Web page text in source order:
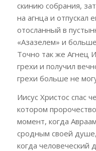
скинию собрания,
на агнца и отпускал
отосланный в
«Азазелем» и
Точно так же Агнец
грехи и получил
грехи больше не
Иисус Христос спас
котором
момент, когда
сродным своей
когда человеческий